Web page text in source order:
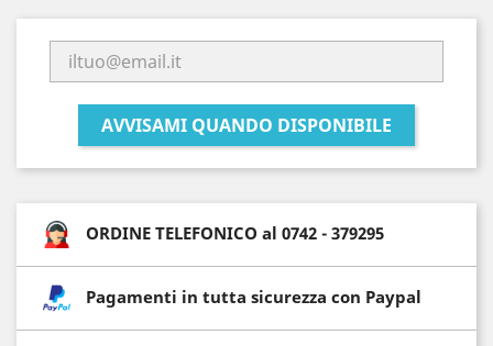
AVVISAMI QUANDO DISPONIBILE
ORDINE TELEFONICO al 0742 - 379295
Pagamenti in tutta sicurezza con Paypal